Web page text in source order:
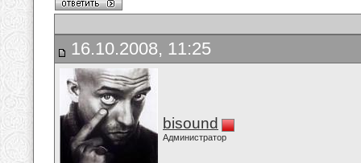
16.10.2008, 11:25
bisound
Администратор